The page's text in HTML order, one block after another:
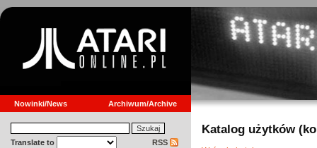
Nowinki/News Archiwum/Archive
Translate to RSS
Katalog użytków